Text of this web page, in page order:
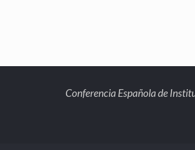
Conferencia Española de